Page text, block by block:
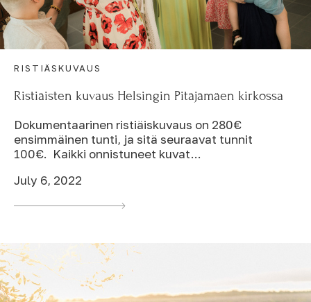
RISTIÄSKUVAUS
Ristiäisten kuvaus Helsingin Pitäjämäen kirkossa
Dokumentaarinen ristiäiskuvaus on 280€
ensimmäinen tunti, ja sitä seuraavat tunnit
100€. Kaikki onnistuneet kuvat...
July 6, 2022